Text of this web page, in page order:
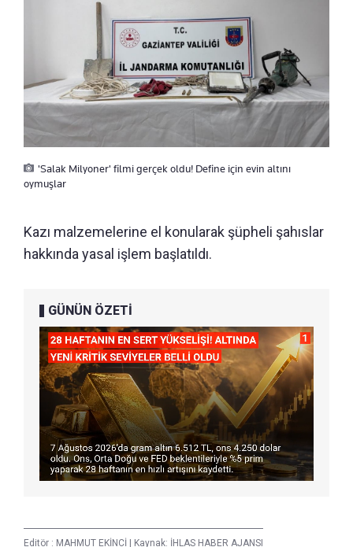
'Salak Milyoner' filmi gerçek oldu! Define için evin altını
oymuşlar
Kazı malzemelerine el konularak şüpheli şahıslar
hakkında yasal işlem başlatıldı.
GÜNÜN ÖZETİ
Editör : MAHMUT EKİNCİ | Kaynak: İHLAS HABER AJANSI